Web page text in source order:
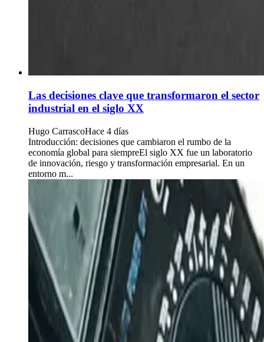
Las decisiones clave que transformaron el sector
industrial en el siglo XX
Hugo CarrascoHace 4 días
Introducción: decisiones que cambiaron el rumbo de la
economía global para siempreEl siglo XX fue un laboratorio
de innovación, riesgo y transformación empresarial. En un
entorno m...